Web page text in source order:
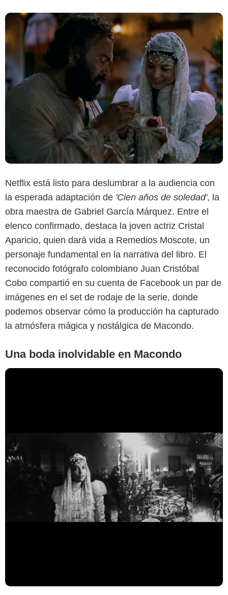
Netflix está listo para deslumbrar a la audiencia con
la esperada adaptación de 'Cien años de soledad', la
obra maestra de Gabriel García Márquez. Entre el
elenco confirmado, destaca la joven actriz Cristal
Aparicio, quien dará vida a Remedios Moscote, un
personaje fundamental en la narrativa del libro. El
reconocido fotógrafo colombiano Juan Cristóbal
Cobo compartió en su cuenta de Facebook un par de
imágenes en el set de rodaje de la serie, donde
podemos observar cómo la producción ha capturado
la atmósfera mágica y nostálgica de Macondo.
Una boda inolvidable en Macondo
Facebook